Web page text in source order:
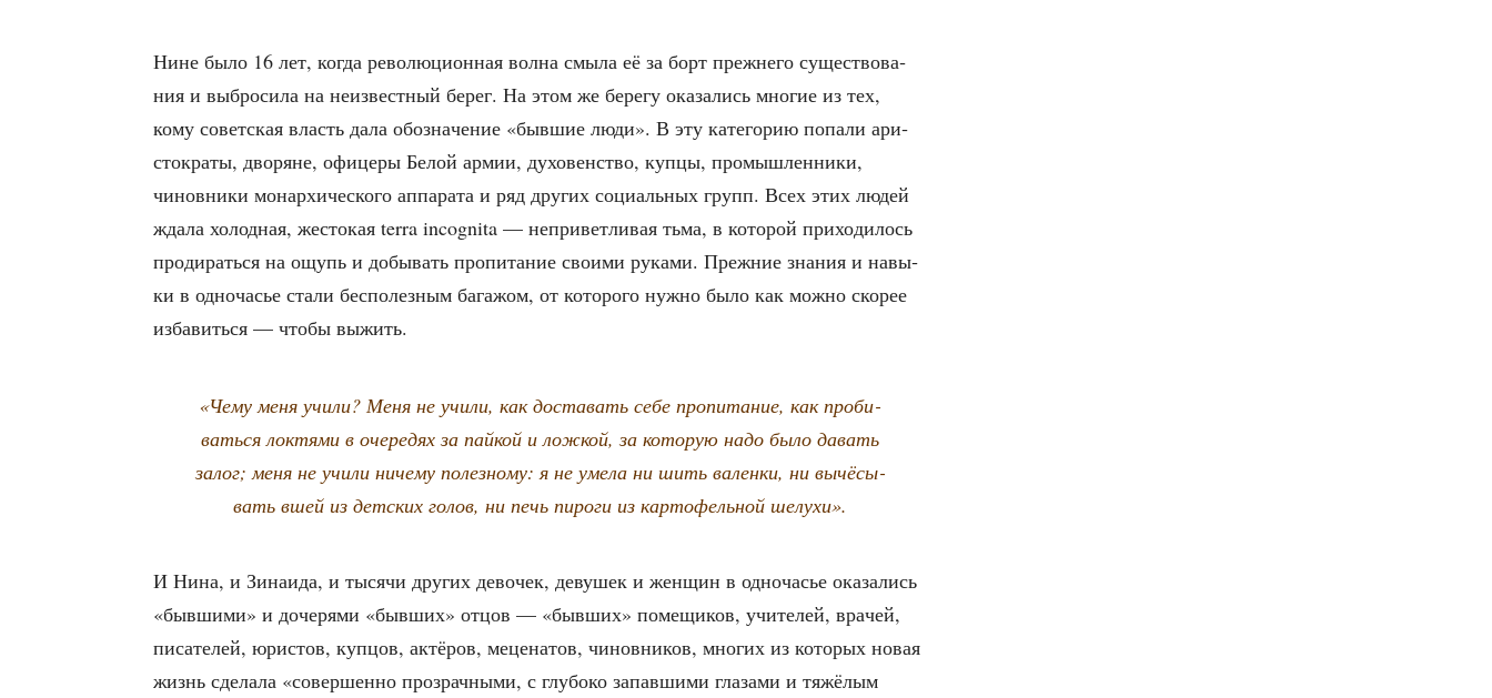
Нине было 16 лет, когда рево­лю­ци­он­ная вол­на смы­ла её за борт преж­не­го суще­ство­ва­
ния и выбро­си­ла на неиз­вест­ный берег. На этом же бере­гу ока­за­лись мно­гие из тех,
кому совет­ская власть дала обо­зна­че­ние «быв­шие люди». В эту кате­го­рию попа­ли ари­
сто­кра­ты, дво­ряне, офи­це­ры Белой армии, духо­вен­ство, куп­цы, про­мыш­лен­ни­ки,
чинов­ни­ки монар­хи­че­ско­го аппа­ра­та и ряд дру­гих соци­аль­ных групп. Всех этих людей
жда­ла холод­ная, жесто­кая terra incognita — непри­вет­ли­вая тьма, в кото­рой при­хо­ди­лось
про­ди­рать­ся на ощупь и добы­вать про­пи­та­ние сво­и­ми рука­ми. Преж­ние зна­ния и навы­
ки в одно­ча­сье ста­ли бес­по­лез­ным бага­жом, от кото­ро­го нуж­но было как мож­но ско­рее
изба­вить­ся — что­бы выжить.
«Чему меня учи­ли? Меня не учи­ли, как доста­вать себе про­пи­та­ние, как про­би­
вать­ся лок­тя­ми в оче­ре­дях за пай­кой и лож­кой, за кото­рую надо было давать
залог; меня не учи­ли ниче­му полез­но­му: я не уме­ла ни шить вален­ки, ни вычё­сы­
вать вшей из дет­ских голов, ни печь пиро­ги из кар­то­фель­ной шелухи».
И Нина, и Зина­и­да, и тыся­чи дру­гих дево­чек, деву­шек и жен­щин в одно­ча­сье ока­за­лись
«быв­ши­ми» и доче­ря­ми «быв­ших» отцов — «быв­ших» поме­щи­ков, учи­те­лей, вра­чей,
писа­те­лей, юри­стов, куп­цов, актё­ров, меце­на­тов, чинов­ни­ков, мно­гих из кото­рых новая
жизнь сде­ла­ла «совер­шен­но про­зрач­ны­ми, с глу­бо­ко запав­ши­ми гла­за­ми и тяжё­лым